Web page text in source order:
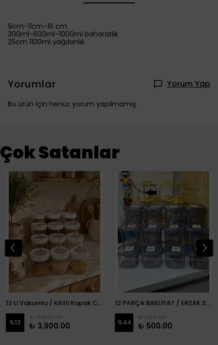
9cm-11cm-16 cm
300ml-600ml-1000ml baharatlık
25cm 1100ml yağdanlık
Yorumlar Yorum Yap
Bu ürün için henüz yorum yapılmamış.
Çok Satanlar
12 Li Vakumlu / Kilitli Kapak Cam Erzak Kabı / Kavanoz
%13 ₺ 3,900.00
12 PARÇA BAKLİYAT / ERZAK SETİ
%44 ₺ 500.00